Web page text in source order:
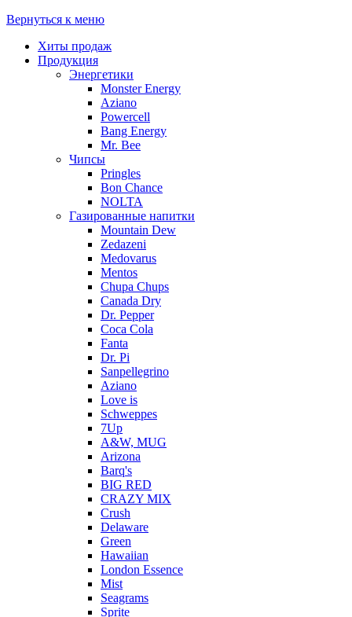
Вернуться к меню
Хиты продаж
Продукция
Энергетики
Monster Energy
Aziano
Powercell
Bang Energy
Mr. Bee
Чипсы
Pringles
Bon Chance
NOLTA
Газированные напитки
Mountain Dew
Zedazeni
Medovarus
Mentos
Chupa Chups
Canada Dry
Dr. Pepper
Coca Cola
Fanta
Dr. Pi
Sanpellegrino
Aziano
Love is
Schweppes
7Up
A&W, MUG
Arizona
Barq's
BIG RED
CRAZY MIX
Crush
Delaware
Green
Hawaiian
London Essence
Mist
Seagrams
Sprite